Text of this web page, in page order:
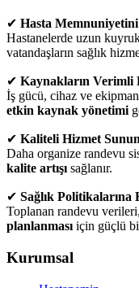
✔ Hasta
Hastanelerde uzun
vatandaşların sağlık
✔ Kaynakların Verimli
İş gücü, cihaz ve
etkin kaynak yönetimi
✔ Kaliteli Hizmet
Daha organize randevu
kalite artışı sağlanır.
✔ Sağlık Politikalarına
Toplanan randevu
planlanması için güçlü
Kurumsal